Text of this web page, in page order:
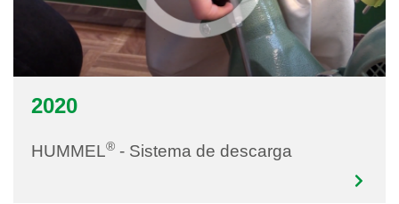
2020
HUMMEL® - Sistema de descarga